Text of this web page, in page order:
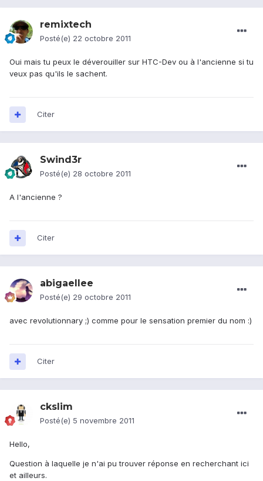
remixtech
Posté(e) 22 octobre 2011
Oui mais tu peux le déverouiller sur HTC-Dev ou à l'ancienne si tu
veux pas qu'ils le sachent.
Citer
Swind3r
Posté(e) 28 octobre 2011
A l'ancienne ?
Citer
abigaellee
Posté(e) 29 octobre 2011
avec revolutionnary ;) comme pour le sensation premier du nom :)
Citer
ckslim
Posté(e) 5 novembre 2011
Hello,
Question à laquelle je n'ai pu trouver réponse en recherchant ici
et ailleurs.